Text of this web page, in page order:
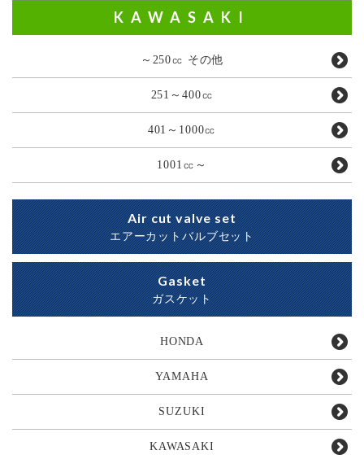
KAWASAKI
～250㏄ その他
251～400㏄
401～1000㏄
1001㏄～
Air cut valve set
エアーカットバルブセット
Gasket
ガスケット
HONDA
YAMAHA
SUZUKI
KAWASAKI